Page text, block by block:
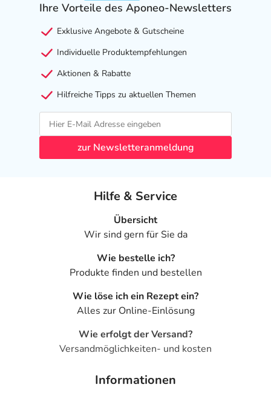
Ihre Vorteile des Aponeo-Newsletters
Exklusive Angebote & Gutscheine
Individuelle Produktempfehlungen
Aktionen & Rabatte
Hilfreiche Tipps zu aktuellen Themen
zur Newsletteranmeldung
Hilfe & Service
Übersicht
Wir sind gern für Sie da
Wie bestelle ich?
Produkte finden und bestellen
Wie löse ich ein Rezept ein?
Alles zur Online-Einlösung
Wie erfolgt der Versand?
Versandmöglichkeiten- und kosten
Informationen